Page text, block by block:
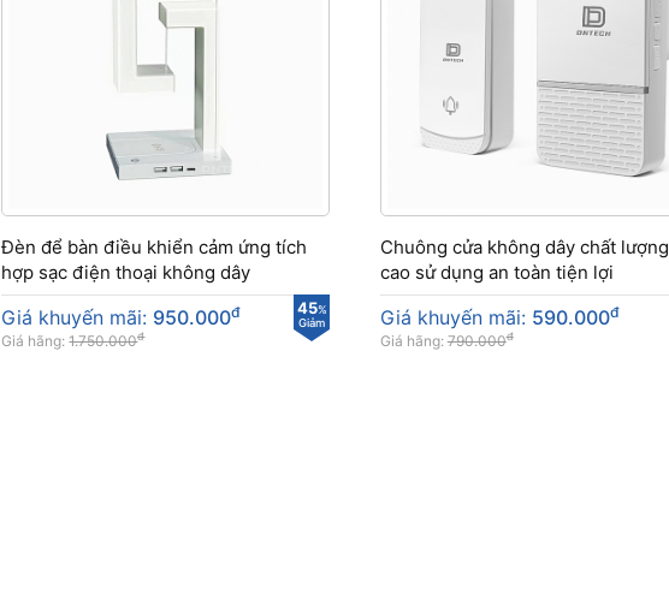
Đèn để bàn điều khiển cảm ứng tích
hợp sạc điện thoại không dây
45%
Giảm
Giá khuyến mãi: 950.000đ
Giá hãng:1.750.000đ
Chuông cửa không dây chất lượng
cao sử dụng an toàn tiện lợi
Giá khuyến mãi: 590.000đ
Giá hãng:790.000đ